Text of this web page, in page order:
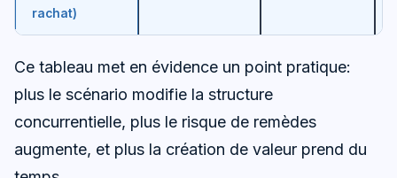
rachat)
Ce tableau met en évidence un point pratique:
plus le scénario modifie la structure
concurrentielle, plus le risque de remèdes
augmente, et plus la création de valeur prend du